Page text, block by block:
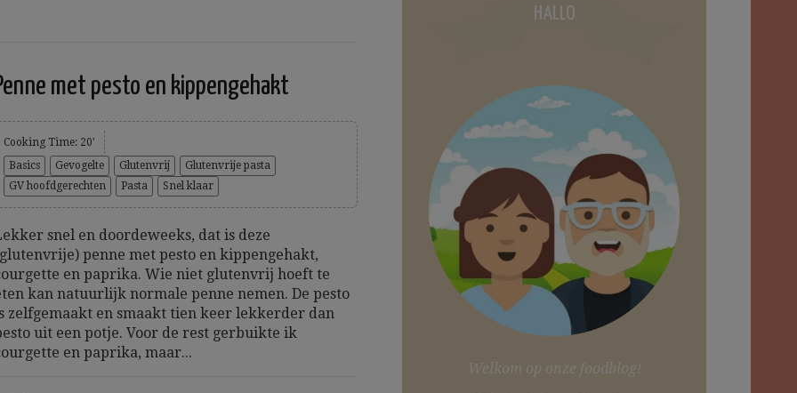
met pesto en kippengehakt
Cooking Time: 20'
Basics
Gevogelte Glutenvrij
Glutenvrije pasta
GV hoofdgerechten
Pasta Snel klaar
snel en doordeweeks, dat is deze
penne met pesto en kippengehakt,
en paprika. Wie niet glutenvrij hoeft te
kan natuurlijk normale penne nemen. De pesto
zelfgemaakt en smaakt tien keer lekkerder dan
uit een potje. Voor de rest gerbuikte ik
en paprika, maar...
HALLO
Welkom op onze foodblog!